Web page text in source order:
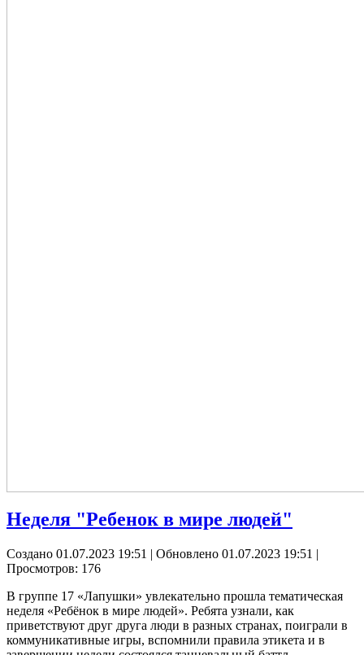
Неделя "Ребенок в мире людей"
Создано 01.07.2023 19:51 | Обновлено 01.07.2023 19:51 |
Просмотров: 176
В группе 17 «Лапушки» увлекательно прошла тематическая
неделя «Ребёнок в мире людей». Ребята узнали, как
приветствуют друг друга люди в разных странах, поиграли в
коммуникативные игры, вспомнили правила этикета и в